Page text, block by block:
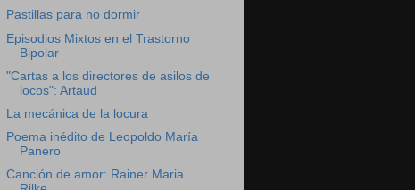
Pastillas para no dormir
Episodios Mixtos en el Trastorno
Bipolar
"Cartas a los directores de asilos de
locos": Artaud
La mecánica de la locura
Poema inédito de Leopoldo María
Panero
Canción de amor: Rainer Maria